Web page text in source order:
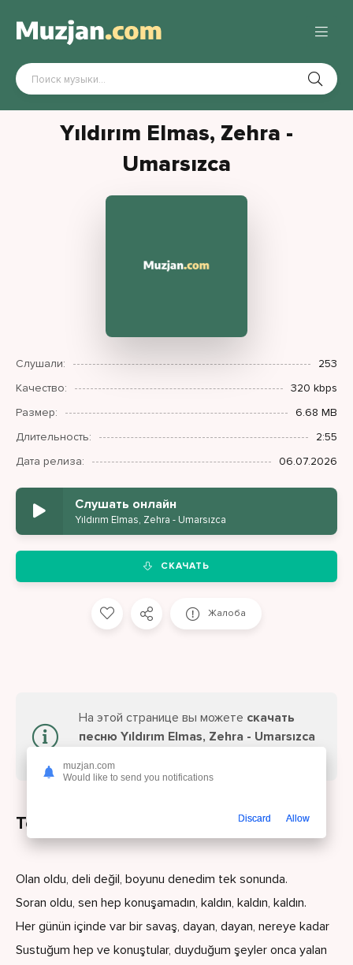
Yıldırım Elmas, Zehra -
Umarsızca
Слушали:
253
Качество:
320 kbps
Размер:
6.68 MB
Длительность:
2:55
Дата релиза:
06.07.2026
Слушать онлайн
Yıldırım Elmas, Zehra - Umarsızca
СКАЧАТЬ
Жалоба
На этой странице вы можете скачать
песню Yıldırım Elmas, Zehra - Umarsızca
Текст песни
Olan oldu, deli değil, boyunu denedim tek sonunda.
Soran oldu, sen hep konuşamadın, kaldın, kaldın, kaldın.
Her günün içinde var bir savaş, dayan, dayan, nereye kadar
Sustuğum hep ve konuştular, duyduğum şeyler onca yalan
muzjan.com
Would like to send you notifications
Discard Allow